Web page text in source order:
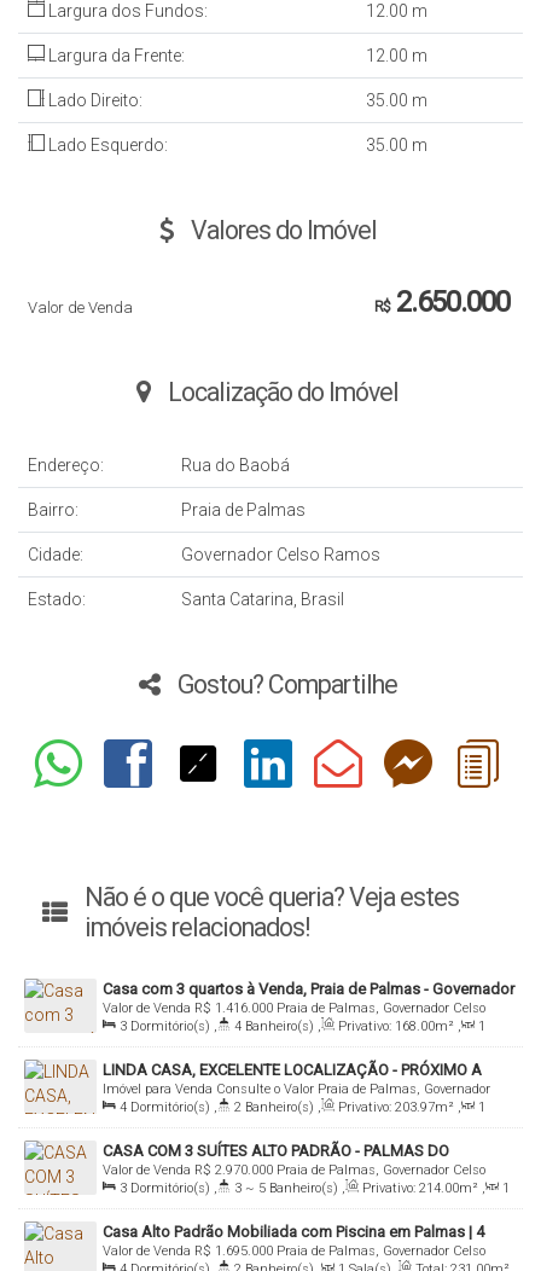
Largura dos Fundos: 12.00 m
Largura da Frente: 12.00 m
Lado Direito: 35.00 m
Lado Esquerdo: 35.00 m
Valores do Imóvel
R$2.650.000
Valor de Venda
Localização do Imóvel
Endereço: Rua do Baobá
Bairro: Praia de Palmas
Cidade: Governador Celso Ramos
Estado: Santa Catarina, Brasil
Gostou? Compartilhe
Não é o que você queria? Veja estes
imóveis relacionados!
Casa com 3 quartos à Venda, Praia de Palmas - Governador
Celso Ramos R$ 1.416.000
Valor de Venda
Praia de Palmas, Governador Celso
Ramos, Santa Catarina, Brasil
3 Dormitório(s) , 4 Banheiro(s) , Privativo: 168.00m² ,
1
Sala(s) , 3 Suíte(s) , Total: 168.50m² , 2 Vaga(s)
LINDA CASA, EXCELENTE LOCALIZAÇÃO - PRÓXIMO A
PRAIA DE PALMASConsulte o Valor
Imóvel para Venda
Praia de Palmas, Governador
Celso Ramos, Santa Catarina, Brasil
4 Dormitório(s) , 2 Banheiro(s) , Privativo: 203.97m² ,
1
Sala(s) , 1 Suíte(s) , Total: 203.97m² , 3 Vaga(s) ,
Útil:
203.97m² , Terreno: 528.00m² , Fundos: 44.00 m ,
Frente:
44.00 m , Lado Direito: 12.00m , Lado Esquerdo: 12.00m
CASA COM 3 SUÍTES ALTO PADRÃO - PALMAS DO
ARVOREDO
R$ 2.970.000
Valor de Venda
Praia de Palmas, Governador Celso
Ramos, Santa Catarina, Brasil
3 Dormitório(s) , 3 ~ 5 Banheiro(s) , Privativo: 214.00m² ,
1
Sala(s) , 3 Suíte(s) , Total: 214.00m² , 2 Vaga(s) ,
Útil:
214.00 m² , Terreno: 360.00m² , Fundos: 12.00m ,
Frente:
12.00 m , Lado Direito: 30.00m , Lado Esquerdo: 30.00m
Casa Alto Padrão Mobiliada com Piscina em Palmas | 4
Quartos | 200m²
R$ 1.695.000
Valor de Venda
Praia de Palmas, Governador Celso